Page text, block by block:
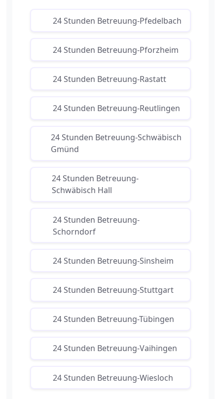
24 Stunden Betreuung-Pfedelbach
24 Stunden Betreuung-Pforzheim
24 Stunden Betreuung-Rastatt
24 Stunden Betreuung-Reutlingen
24 Stunden Betreuung-Schwäbisch
Gmünd
24 Stunden Betreuung-
Schwäbisch Hall
24 Stunden Betreuung-
Schorndorf
24 Stunden Betreuung-Sinsheim
24 Stunden Betreuung-Stuttgart
24 Stunden Betreuung-Tübingen
24 Stunden Betreuung-Vaihingen
24 Stunden Betreuung-Wiesloch